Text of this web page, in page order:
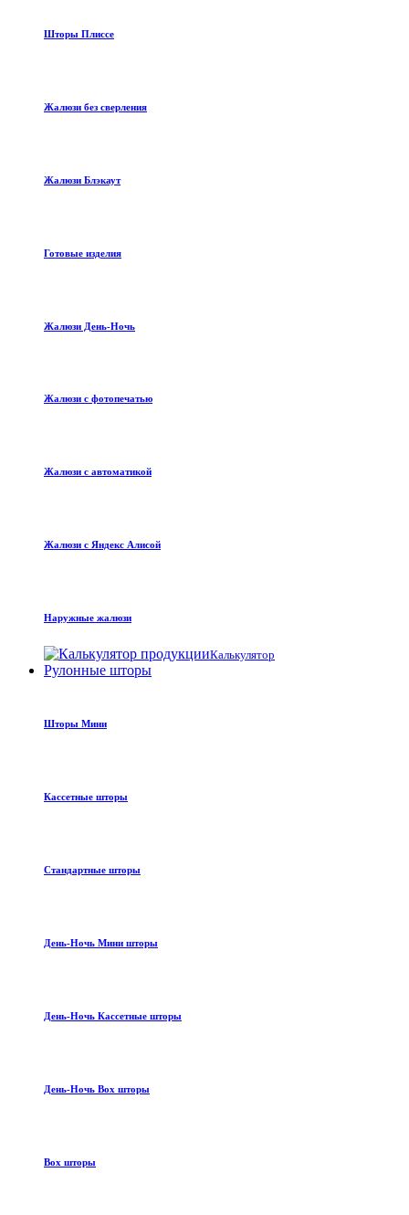
Шторы Плиссе
Жалюзи без сверления
Жалюзи Блэкаут
Готовые изделия
Жалюзи День-Ночь
Жалюзи с фотопечатью
Жалюзи с автоматикой
Жалюзи с Яндекс Алисой
Наружные жалюзи
Калькулятор
Рулонные шторы
Шторы Мини
Кассетные шторы
Стандартные шторы
День-Ночь Мини шторы
День-Ночь Кассетные шторы
День-Ночь Box шторы
Box шторы